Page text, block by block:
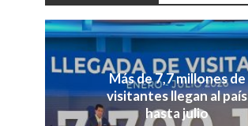
Más de 7,7 millones de
visitantes llegan al país
hasta julio